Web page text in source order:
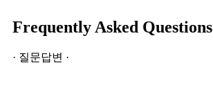
Frequently Asked Questions
· 질문답변 ·